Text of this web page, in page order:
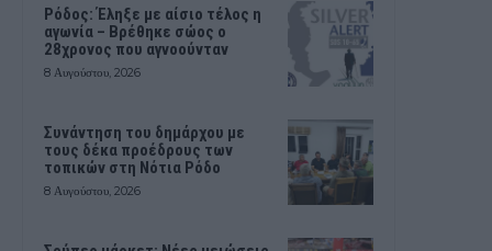
Ρόδος: Έληξε με αίσιο τέλος η
αγωνία – Βρέθηκε σώος ο
28χρονος που αγνοούνταν
8 Αυγούστου, 2026
Συνάντηση του δημάρχου με
τους δέκα προέδρους των
τοπικών στη Νότια Ρόδο
8 Αυγούστου, 2026